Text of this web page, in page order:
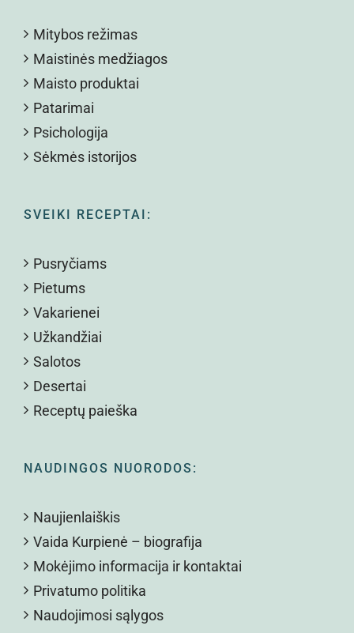
Mitybos režimas
Maistinės medžiagos
Maisto produktai
Patarimai
Psichologija
Sėkmės istorijos
SVEIKI RECEPTAI:
Pusryčiams
Pietums
Vakarienei
Užkandžiai
Salotos
Desertai
Receptų paieška
NAUDINGOS NUORODOS:
Naujienlaiškis
Vaida Kurpienė – biografija
Mokėjimo informacija ir kontaktai
Privatumo politika
Naudojimosi sąlygos